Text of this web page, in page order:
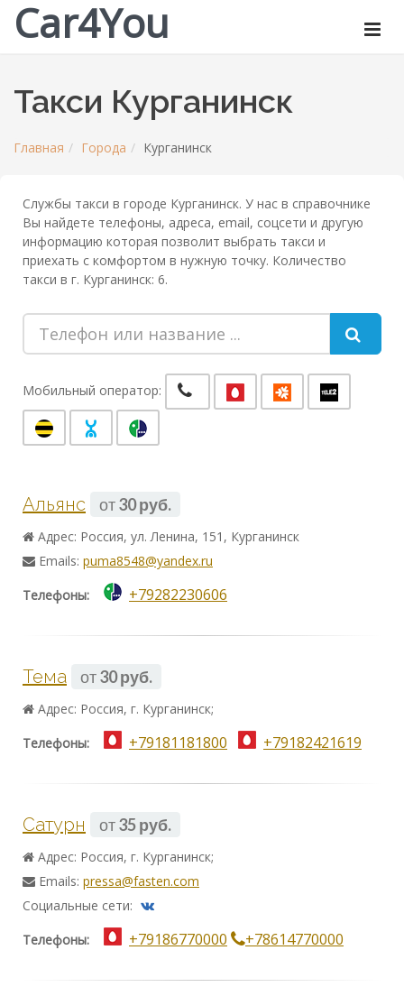
Car4You
Такси Курганинск
Главная Города Курганинск
Службы такси в городе Курганинск. У нас в справочнике
Вы найдете телефоны, адреса, email, соцсети и другую
информацию которая позволит выбрать такси и
приехать с комфортом в нужную точку. Количество
такси в г. Курганинск: 6.
Мобильный оператор:
Альянс от30 руб.
Адрес: Россия, ул. Ленина, 151, Курганинск
Emails: puma8548@yandex.ru
Телефоны: +79282230606
Тема от30 руб.
Адрес: Россия, г. Курганинск;
Телефоны: +79181181800 +79182421619
Сатурн от35 руб.
Адрес: Россия, г. Курганинск;
Emails: pressa@fasten.com
Социальные сети:
Телефоны: +79186770000 +78614770000